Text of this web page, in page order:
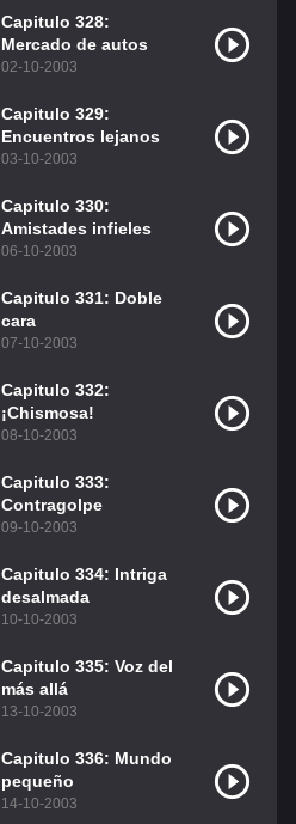
Capitulo 328:
Mercado de autos
02-10-2003
Capitulo 329:
Encuentros lejanos
03-10-2003
Capitulo 330:
Amistades infieles
06-10-2003
Capitulo 331: Doble
cara
07-10-2003
Capitulo 332:
¡Chismosa!
08-10-2003
Capitulo 333:
Contragolpe
09-10-2003
Capitulo 334: Intriga
desalmada
10-10-2003
Capitulo 335: Voz del
más allá
13-10-2003
Capitulo 336: Mundo
pequeño
14-10-2003